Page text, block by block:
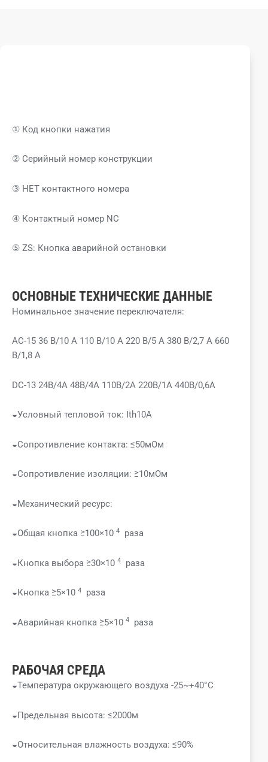
① Код кнопки нажатия
② Серийный номер конструкции
③ НЕТ контактного номера
④ Контактный номер NC
⑤ ZS: Кнопка аварийной остановки
ОСНОВНЫЕ ТЕХНИЧЕСКИЕ ДАННЫЕ
Номинальное значение переключателя:
AC-15 36 В/10 А 110 В/10 А 220 В/5 А 380 В/2,7 А 660
В/1,8 А
DC-13 24В/4А 48В/4А 110В/2А 220В/1А 440В/0,6А
◒Условный тепловой ток: Ith10A
◒Сопротивление контакта: ≤50мОм
◒Сопротивление изоляции: ≥10мОм
◒Механический ресурс:
◒Общая кнопка ≥100×10 4 раза
◒Кнопка выбора ≥30×10 4 раза
◒Кнопка ≥5×10 4 раза
◒Аварийная кнопка ≥5×10 4 раза
РАБОЧАЯ СРЕДА
◒Температура окружающего воздуха -25~+40°C
◒Предельная высота: ≤2000м
◒Относительная влажность воздуха: ≤90%